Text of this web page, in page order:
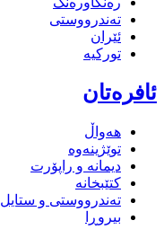
تەندرووستی
ئێران
تورکیە
ئافرەتان
هەواڵ
توێژینەوە
دیمانە و راپۆرت
کتێبخانە
تەندرووستی و ستایل
بیروڕا